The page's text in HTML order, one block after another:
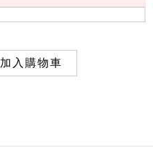
加入購物車